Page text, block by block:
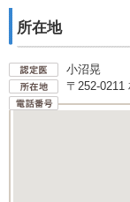
所在地
小沼晃
〒252-0211